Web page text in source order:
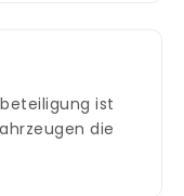
ist
die